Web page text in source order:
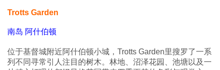
Trotts Garden
南岛 阿什伯顿
位于基督城附近阿什伯顿小城，Trotts Garden里搜罗了一系
列不同寻常引人注目的树木。林地、沼泽花园、池塘以及一